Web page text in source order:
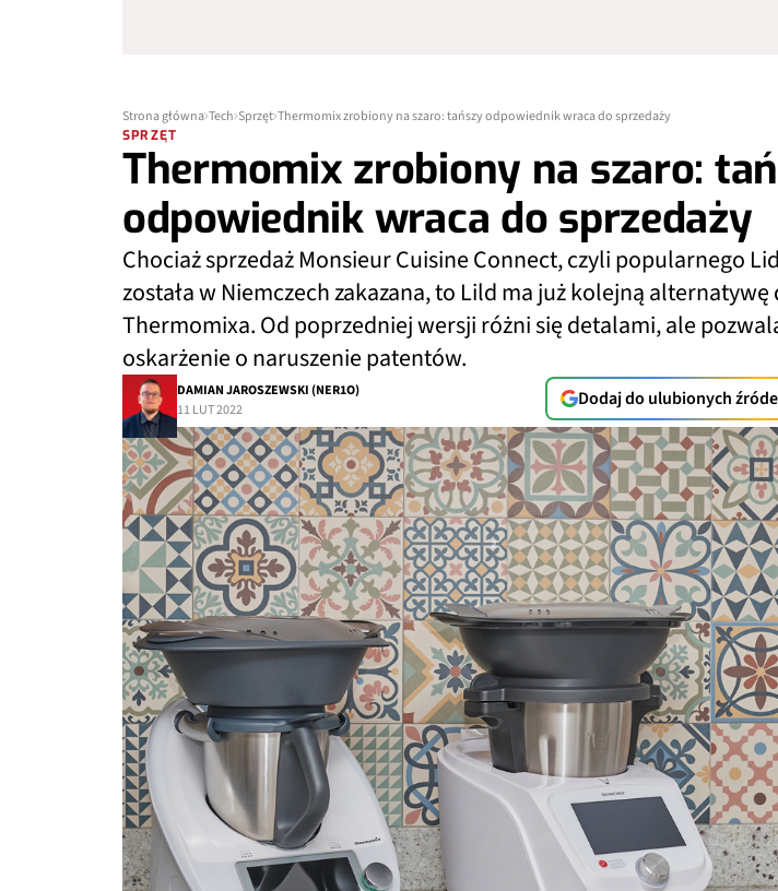
Strona główna Tech Sprzęt Thermomix zrobiony na szaro: tańszy odpowiednik wraca do sprzedaży
SPRZĘT
Thermomix zrobiony na szaro:
odpowiednik wraca do sprzedaży
Chociaż sprzedaż Monsieur Cuisine Connect, czyli popularnego
została w Niemczech zakazana, to Lild ma już kolejną alternatywę
Thermomixa. Od poprzedniej wersji różni się detalami, ale
oskarżenie o naruszenie patentów.
DAMIAN JAROSZEWSKI (NER1O)
11 LUT 2022
Dodaj do ulubionych